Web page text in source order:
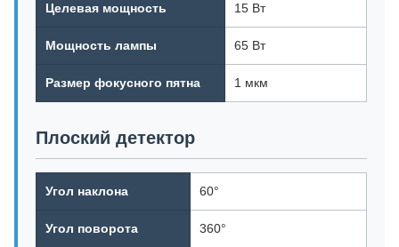
Целевая мощность 15 Вт
Мощность лампы 65 Вт
Размер фокусного пятна 1 мкм
Плоский детектор
Угол наклона 60°
Угол поворота 360°